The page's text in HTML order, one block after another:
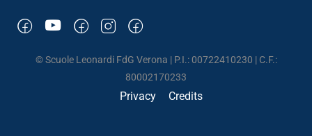
© Scuole Leonardi FdG Verona | P.I.: 00722410230 | C.F.:
80002170233
Privacy Credits